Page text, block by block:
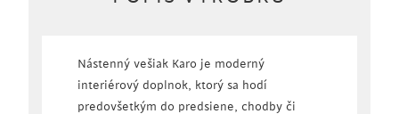
Nástenný vešiak Karo je moderný
interiérový doplnok, ktorý sa hodí
predovšetkým do predsiene, chodby či